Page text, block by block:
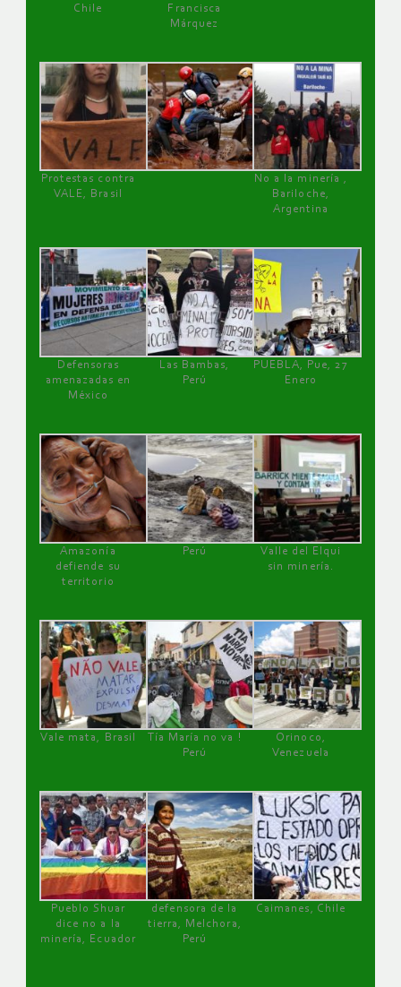
Chile
Francisca
Márquez
Protestas contra
VALE, Brasil
No a la minería ,
Bariloche,
Argentina
Defensoras
amenazadas en
México
Las Bambas,
Perú
PUEBLA, Pue, 27
Enero
Amazonía
defiende su
territorio
Perú
Valle del Elqui
sin minería.
Vale mata, Brasil
Tía María no va !
Perú
Orinoco,
Venezuela
Pueblo Shuar
dice no a la
minería, Ecuador
defensora de la
tierra, Melchora,
Perú
Caimanes, Chile